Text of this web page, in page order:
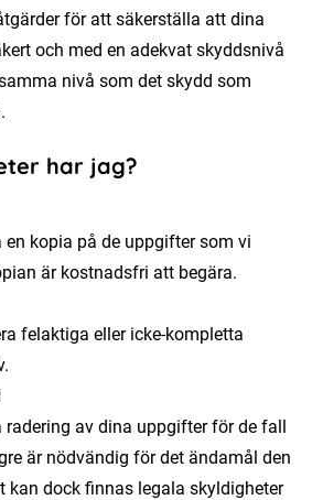
för att säkerställa att dina
och med en adekvat skyddsnivå
nivå som det skydd som
har jag?
en kopia på de uppgifter som vi
är kostnadsfri att begära.
felaktiga eller icke-kompletta
radering av dina uppgifter för de fall
är nödvändig för det ändamål den
kan dock finnas legala skyldigheter